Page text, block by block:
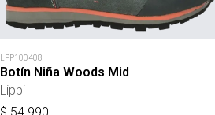
LPP100408
Botín Niña Woods Mid
Lippi
$ 54.990